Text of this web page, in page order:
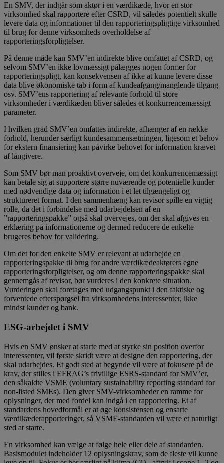
En SMV, der indgår som aktør i en værdikæde, hvor en stor
virksomhed skal rapportere efter CSRD, vil således potentielt skulle
levere data og informationer til den rapporteringspligtige virksomhed
til brug for denne virksomheds overholdelse af
rapporteringsforpligtelser.
På denne måde kan SMV’en indirekte blive omfattet af CSRD, og
selvom SMV’en ikke lovmæssigt pålægges nogen former for
rapporteringspligt, kan konsekvensen af ikke at kunne levere disse
data blive økonomiske tab i form af kundeafgang/manglende tilgang
osv. SMV’ens rapportering af relevante forhold til store
virksomheder i værdikæden bliver således et konkurrencemæssigt
parameter.
I hvilken grad SMV’en omfattes indirekte, afhænger af en række
forhold, herunder særligt kundesammensætningen, ligesom et behov
for ekstern finansiering kan påvirke behovet for informa­tion krævet
af långivere.
Som SMV bør man proaktivt overveje, om det konkurrencemæssigt
kan betale sig at supportere større nuværende og potentielle kunder
med nødvendige data og information i et let tilgængeligt og
struktureret format. I den sammenhæng kan revisor spille en vigtig
rolle, da det i forbindelse med udarbejdelsen af en
”rapporteringspakke” også skal overvejes, om der skal afgives en
erklæring på informationerne og dermed reducere de enkelte
brugeres behov for validering.
Om det for den enkelte SMV er relevant at udarbejde en
rapporteringspakke til brug for andre værdikædeaktørers egne
rapporteringsforpligtelser, og om denne rapporteringspakke skal
gennemgås af revisor, bør vurderes i den konkrete situation.
Vurderingen skal foretages med udgangspunkt i den faktiske og
forventede efterspørgsel fra virksomhedens interessenter, ikke
mindst kunder og bank.
ESG-arbejdet i SMV
Hvis en SMV ønsker at starte med at styrke sin position overfor
interessenter, vil første skridt være at designe den rapportering, der
skal udarbejdes. Et godt sted at begynde vil være at fokusere på de
krav, der stilles i EFRAG’s frivillige ESRS-standard for SMV’er,
den såkaldte VSME (voluntary sustainability reporting standard for
non-listed SMEs). Den giver SMV-virksomheder en ramme for
oplysninger, der med fordel kan indgå i en rapportering. Et af
standardens hovedformål er at øge konsistensen og ensarte
værdikæderapporteringer, så VSME-standarden vil være et naturligt
sted at starte.
En virksomhed kan vælge at følge hele eller dele af standarden.
Basismodulet indeholder 12 oplysningskrav, som de fleste vil kunne